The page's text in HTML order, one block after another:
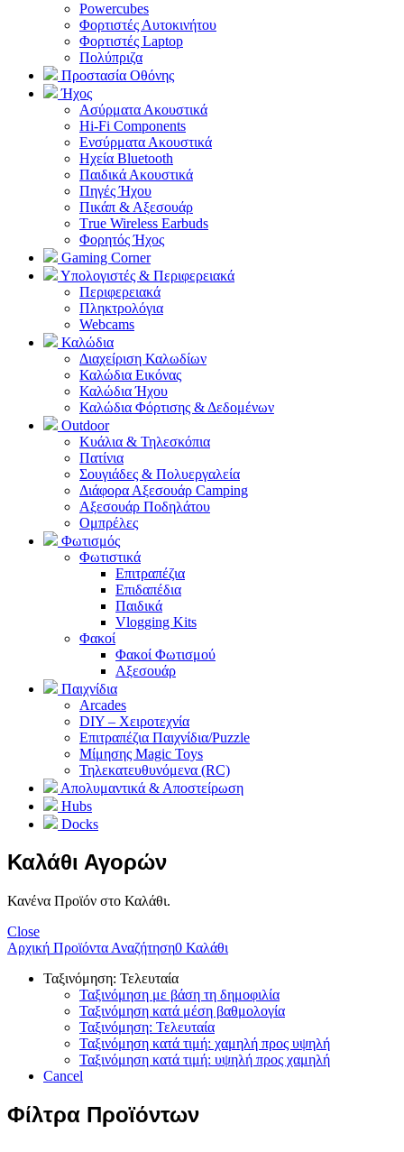
Powercubes
Φορτιστές Αυτοκινήτου
Φορτιστές Laptop
Πολύπριζα
Προστασία Οθόνης
Ήχος
Ασύρματα Ακουστικά
Hi-Fi Components
Ενσύρματα Ακουστικά
Ηχεία Bluetooth
Παιδικά Ακουστικά
Πηγές Ήχου
Πικάπ & Αξεσουάρ
Τrue Wireless Earbuds
Φορητός Ήχος
Gaming Corner
Υπολογιστές & Περιφερειακά
Περιφερειακά
Πληκτρολόγια
Webcams
Καλώδια
Διαχείριση Καλωδίων
Καλώδια Εικόνας
Καλώδια Ήχου
Καλώδια Φόρτισης & Δεδομένων
Outdoor
Κυάλια & Τηλεσκόπια
Πατίνια
Σουγιάδες & Πολυεργαλεία
Διάφορα Αξεσουάρ Camping
Αξεσουάρ Ποδηλάτου
Ομπρέλες
Φωτισμός
Φωτιστικά
Επιτραπέζια
Επιδαπέδια
Παιδικά
Vlogging Kits
Φακοί
Φακοί Φωτισμού
Αξεσουάρ
Παιχνίδια
Arcades
DIY – Χειροτεχνία
Επιτραπέζια Παιχνίδια/Puzzle
Μίμησης Magic Toys
Τηλεκατευθυνόμενα (RC)
Απολυμαντικά & Αποστείρωση
Hubs
Docks
Καλάθι Αγορών
Κανένα Προϊόν στο Καλάθι.
Close
Αρχική Προϊόντα Αναζήτηση0 Καλάθι
Ταξινόμηση: Τελευταία
Ταξινόμηση με βάση τη δημοφιλία
Ταξινόμηση κατά μέση βαθμολογία
Ταξινόμηση: Τελευταία
Ταξινόμηση κατά τιμή: χαμηλή προς υψηλή
Ταξινόμηση κατά τιμή: υψηλή προς χαμηλή
Cancel
Φίλτρα Προϊόντων